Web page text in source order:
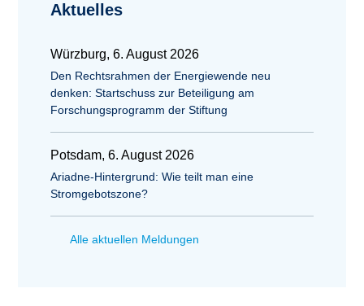
Aktuelles
Würzburg, 6. August 2026
Den Rechtsrahmen der Energiewende neu
denken: Startschuss zur Beteiligung am
Forschungsprogramm der Stiftung
Potsdam, 6. August 2026
Ariadne-Hintergrund: Wie teilt man eine
Stromgebotszone?
Alle aktuellen Meldungen